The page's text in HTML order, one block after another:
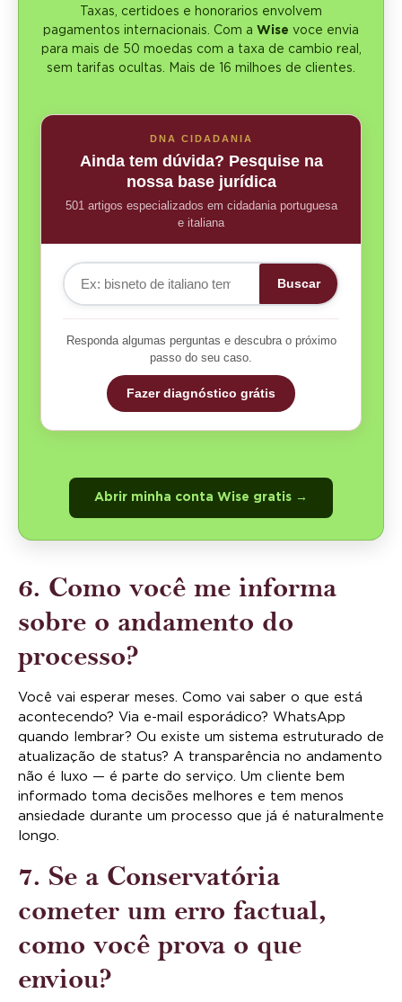
Taxas, certidoes e honorarios envolvem
pagamentos internacionais. Com a Wise voce envia
para mais de 50 moedas com a taxa de cambio real,
sem tarifas ocultas. Mais de 16 milhoes de clientes.
DNA CIDADANIA
Ainda tem dúvida? Pesquise na
nossa base jurídica
501 artigos especializados em cidadania portuguesa
e italiana
Buscar
Responda algumas perguntas e descubra o próximo
passo do seu caso.
Fazer diagnóstico grátis
Abrir minha conta Wise gratis →
6. Como você me informa
sobre o andamento do
processo?
Você vai esperar meses. Como vai saber o que está
acontecendo? Via e-mail esporádico? WhatsApp
quando lembrar? Ou existe um sistema estruturado de
atualização de status? A transparência no andamento
não é luxo — é parte do serviço. Um cliente bem
informado toma decisões melhores e tem menos
ansiedade durante um processo que já é naturalmente
longo.
7. Se a Conservatória
cometer um erro factual,
como você prova o que
enviou?